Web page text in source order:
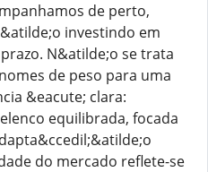
de perto,
investindo em
N&atilde;o se trata
de peso para uma
&eacute; clara:
equilibrada, focada
do mercado reflete-se